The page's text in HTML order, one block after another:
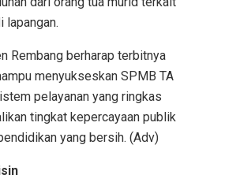
lapangan.
Rembang berharap terbitnya
menyukseskan SPMB TA
pelayanan yang ringkas
tingkat kepercayaan publik
yang bersih. (Adv)